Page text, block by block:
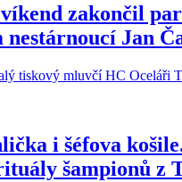
zakončil
nestárnoucí Jan
i šéfova
šampionů z